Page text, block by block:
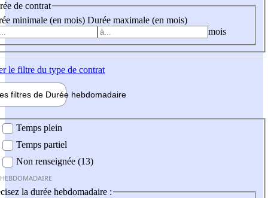
de contrat
minimale (en mois) Durée maximale (en mois)
mois
le filtre du type de contrat
filtres de Durée hebdomadaire
Temps plein
Temps partiel
Non renseignée (13)
la durée hebdomadaire :